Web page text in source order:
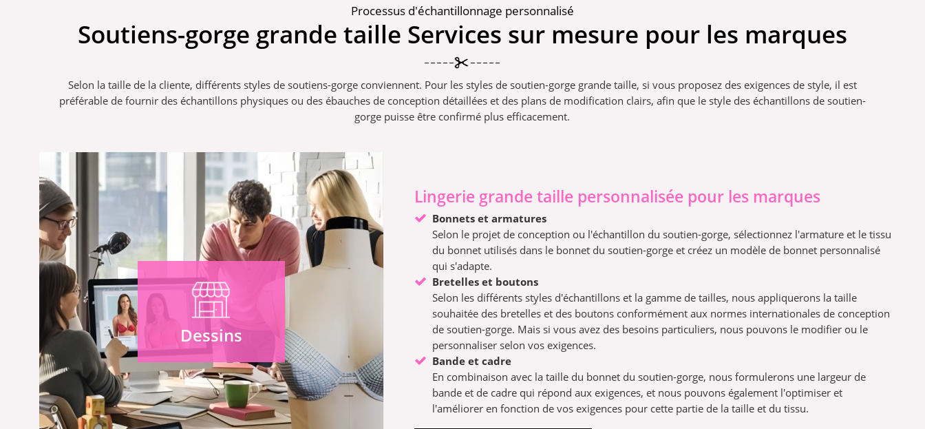
Processus d'échantillonnage personnalisé
Soutiens-gorge grande taille Services sur mesure pour les marques
Selon la taille de la cliente, différents styles de soutiens-gorge conviennent. Pour les styles de soutien-gorge grande taille, si vous proposez des exigences de style, il est
préférable de fournir des échantillons physiques ou des ébauches de conception détaillées et des plans de modification clairs, afin que le style des échantillons de soutien-
gorge puisse être confirmé plus efficacement.
Dessins
Lingerie grande taille personnalisée pour les marques
Bonnets et armatures
Selon le projet de conception ou l'échantillon du soutien-gorge, sélectionnez l'armature et le tissu
du bonnet utilisés dans le bonnet du soutien-gorge et créez un modèle de bonnet personnalisé
qui s'adapte.
Bretelles et boutons
Selon les différents styles d'échantillons et la gamme de tailles, nous appliquerons la taille
souhaitée des bretelles et des boutons conformément aux normes internationales de conception
de soutien-gorge. Mais si vous avez des besoins particuliers, nous pouvons le modifier ou le
personnaliser selon vos exigences.
Bande et cadre
En combinaison avec la taille du bonnet du soutien-gorge, nous formulerons une largeur de
bande et de cadre qui répond aux exigences, et nous pouvons également l'optimiser et
l'améliorer en fonction de vos exigences pour cette partie de la taille et du tissu.